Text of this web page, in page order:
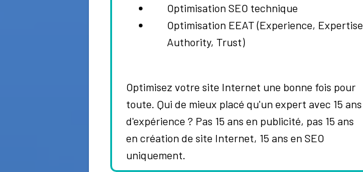
Optimisation SEO technique
Optimisation EEAT (Experience, Expertise
Authority, Trust)
Optimisez votre site Internet une bonne fois pour
toute. Qui de mieux placé qu'un expert avec 15 ans
d'expérience ? Pas 15 ans en publicité, pas 15 ans
en création de site Internet, 15 ans en SEO
uniquement.